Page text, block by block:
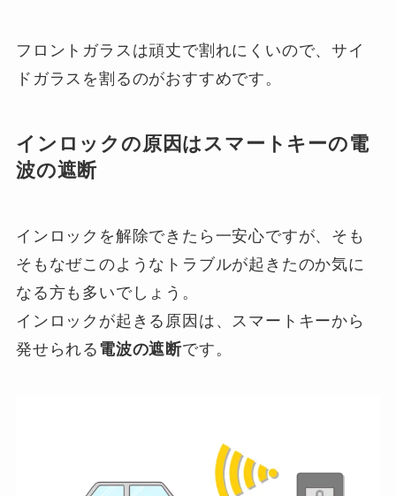
フロントガラスは頑丈で割れにくいので、サイ
ドガラスを割るのがおすすめです。
インロックの原因はスマートキーの電
波の遮断
インロックを解除できたら一安心ですが、そも
そもなぜこのようなトラブルが起きたのか気に
なる方も多いでしょう。
インロックが起きる原因は、スマートキーから
発せられる 電波の遮断です。